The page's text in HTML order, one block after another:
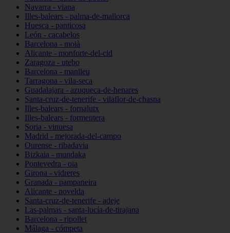
Navarra - viana
Illes-balears - palma-de-mallorca
Huesca - panticosa
León - cacabelos
Barcelona - moià
Alicante - monforte-del-cid
Zaragoza - utebo
Barcelona - manlleu
Tarragona - vila-seca
Guadalajara - azuqueca-de-henares
Santa-cruz-de-tenerife - vilaflor-de-chasna
Illes-balears - fornalutx
Illes-balears - formentera
Soria - vinuesa
Madrid - mejorada-del-campo
Ourense - ribadavia
Bizkaia - mundaka
Pontevedra - oia
Girona - vidreres
Granada - pampaneira
Alicante - novelda
Santa-cruz-de-tenerife - adeje
Las-palmas - santa-lucía-de-tirajana
Barcelona - ripollet
Málaga - cómpeta